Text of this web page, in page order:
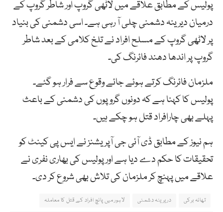
پولیس کے مطابق علاقے میں لاٹھی گروپ اور شاطر گروپ کے
درمیان دیرینہ دشمنی چلی آ رہی ہے۔ اسی دشمنی کی بنیاد
پر لاٹھی گروپ کے مسلح افراد نے تلخ کلامی کے بعد شاطر
گروپ پر اندھا دھند فائرنگ کی۔
ملزمان فائرنگ کرتے ہوئے جائے وقوع سے فرار ہو گئے۔
پولیس کا کہنا ہے کہ دونوں گروپوں کی دشمنی کے باعث
پہلے بھی چارافراد قتل ہو چکے ہیں۔
ہم نیوز کے مطابق ڈی آئی جی آپریشنز نے ایس پی کینٹ کو
تحقیقات کا حکم دے دیا ہے اور پولیس کی بھاری نفری نے
علاقے میں پہنچ کر ملزمان کی تلاش بھی شروع کر دی۔
تھانہ برکی دریرینہ دشمنی لاہور میں پانچ افراد کے قتل کا معاملہ